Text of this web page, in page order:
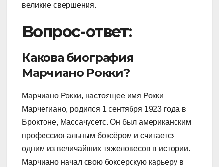
великие свершения.
Вопрос-ответ:
Какова биография
Марчиано Рокки?
Марчиано Рокки, настоящее имя Рокки
Марчегиано, родился 1 сентября 1923 года в
Броктоне, Массачусетс. Он был американским
профессиональным боксёром и считается
одним из величайших тяжеловесов в истории.
Марчиано начал свою боксерскую карьеру в